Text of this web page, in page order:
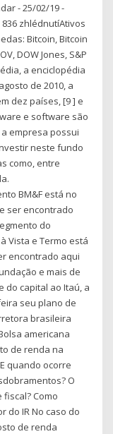
- 25/02/19 -
zhlédnutíAtivos
Bitcoin, Bitcoin
DOW Jones, S&P
a enciclopédia
de 2010, a
dez países, [9 ] e
e software são
empresa possui
neste fundo
como, entre
BM&F está no
ser encontrado
do
Vista e Termo está
encontrado aqui
e mais de
do capital ao Itaú, a
seu plano de
brasileira
americana
de renda na
quando ocorre
O
Como
do IR No caso do
de renda